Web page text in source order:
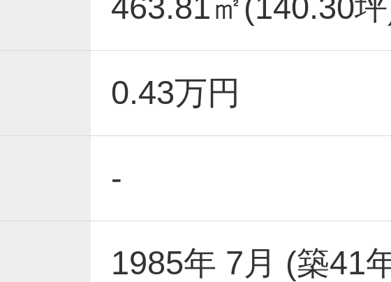
463.81㎡(140.30
0.43万円
-
1985年 7月 (築41